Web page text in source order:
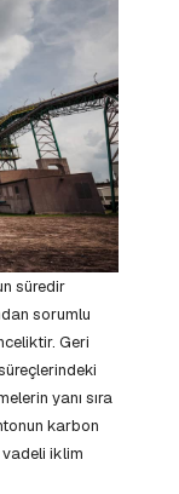
süredir
sorumlu
Geri
yanı sıra
karbon
iklim